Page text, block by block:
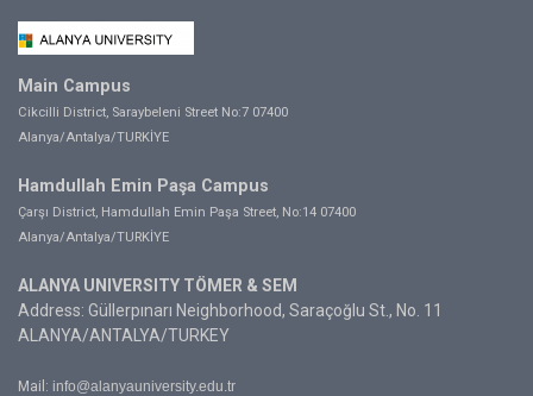
Main Campus
Cikcilli District, Saraybeleni Street No:7 07400
Alanya/Antalya/TURKİYE
Hamdullah Emin Paşa Campus
Çarşı District, Hamdullah Emin Paşa Street, No:14 07400
Alanya/Antalya/TURKİYE
ALANYA UNIVERSITY TÖMER & SEM
Address: Güllerpınarı Neighborhood, Saraçoğlu St., No. 11
ALANYA/ANTALYA/TURKEY
Mail: info@alanyauniversity.edu.tr